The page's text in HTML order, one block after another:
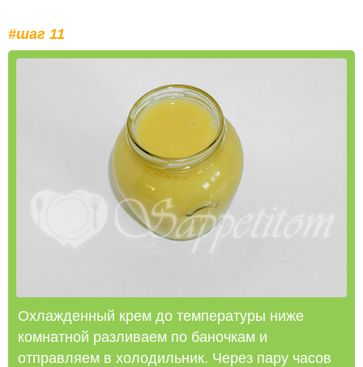
#шаг 11
Охлажденный крем до температуры ниже
комнатной разливаем по баночкам и
отправляем в холодильник. Через пару часов